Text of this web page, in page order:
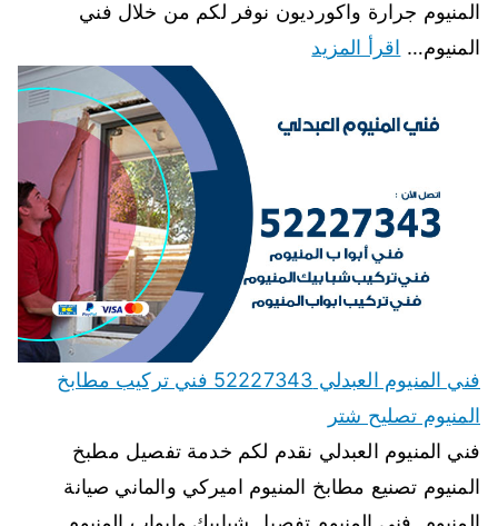
المنيوم جرارة واكورديون نوفر لكم من خلال فني
المنيوم… اقرأ المزيد
فني المنيوم العبدلي 52227343 فني تركيب مطابخ
المنيوم تصليح شتر
فني المنيوم العبدلي نقدم لكم خدمة تفصيل مطبخ
المنيوم تصنيع مطابخ المنيوم اميركي والماني صيانة